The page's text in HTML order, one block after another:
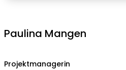
Paulina Mangen
Projektmanagerin